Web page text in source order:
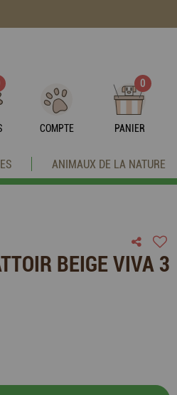
COMPTE
0
PANIER
ANIMAUX DE LA NATURE
BEIGE VIVA 3